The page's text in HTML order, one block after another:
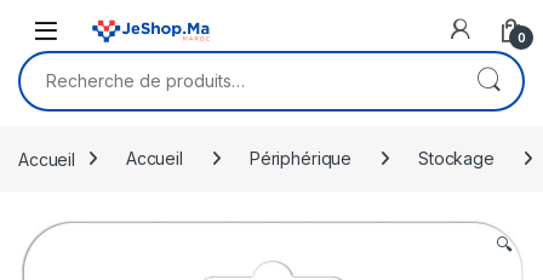
0
Recherche pour :
Accueil Accueil Périphérique Stockage
🔍